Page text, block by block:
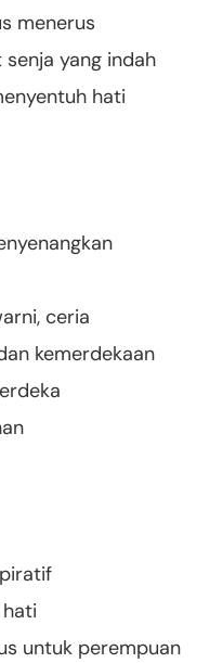
menerus
yang indah
hati
ceria
kemerdekaan
untuk perempuan